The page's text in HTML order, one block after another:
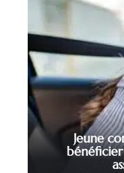
Jeune